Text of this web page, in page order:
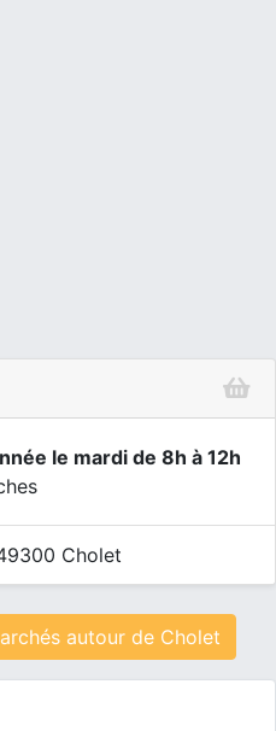
le mardi de 8h à 12h
Cholet
autour de Cholet